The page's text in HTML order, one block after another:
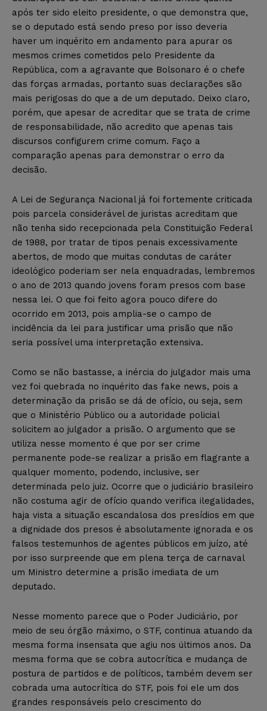
após ter sido eleito presidente, o que demonstra que,
se o deputado está sendo preso por isso deveria
haver um inquérito em andamento para apurar os
mesmos crimes cometidos pelo Presidente da
República, com a agravante que Bolsonaro é o chefe
das forças armadas, portanto suas declarações são
mais perigosas do que a de um deputado. Deixo claro,
porém, que apesar de acreditar que se trata de crime
de responsabilidade, não acredito que apenas tais
discursos configurem crime comum. Faço a
comparação apenas para demonstrar o erro da
decisão.
A Lei de Segurança Nacional já foi fortemente criticada
pois parcela considerável de juristas acreditam que
não tenha sido recepcionada pela Constituição Federal
de 1988, por tratar de tipos penais excessivamente
abertos, de modo que muitas condutas de caráter
ideológico poderiam ser nela enquadradas, lembremos
o ano de 2013 quando jovens foram presos com base
nessa lei. O que foi feito agora pouco difere do
ocorrido em 2013, pois amplia-se o campo de
incidência da lei para justificar uma prisão que não
seria possível uma interpretação extensiva.
Como se não bastasse, a inércia do julgador mais uma
vez foi quebrada no inquérito das fake news, pois a
determinação da prisão se dá de ofício, ou seja, sem
que o Ministério Público ou a autoridade policial
solicitem ao julgador a prisão. O argumento que se
utiliza nesse momento é que por ser crime
permanente pode-se realizar a prisão em flagrante a
qualquer momento, podendo, inclusive, ser
determinada pelo juiz. Ocorre que o judiciário brasileiro
não costuma agir de ofício quando verifica ilegalidades,
haja vista a situação escandalosa dos presídios em que
a dignidade dos presos é absolutamente ignorada e os
falsos testemunhos de agentes públicos em juízo, até
por isso surpreende que em plena terça de carnaval
um Ministro determine a prisão imediata de um
deputado.
Nesse momento parece que o Poder Judiciário, por
meio de seu órgão máximo, o STF, continua atuando da
mesma forma insensata que agiu nos últimos anos. Da
mesma forma que se cobra autocrítica e mudança de
postura de partidos e de políticos, também devem ser
cobrada uma autocrítica do STF, pois foi ele um dos
grandes responsáveis pelo crescimento do